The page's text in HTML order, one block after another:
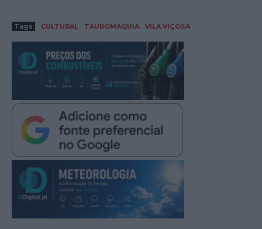
Tags CULTURAL TAUROMAQUIA VILA VIÇOSA